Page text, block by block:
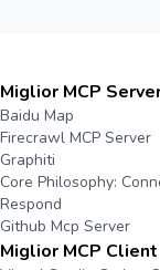
Miglior MCP
Baidu Map
Firecrawl MCP Server
Graphiti
Core Philosophy:
Respond
Github Mcp Server
Miglior MCP Client